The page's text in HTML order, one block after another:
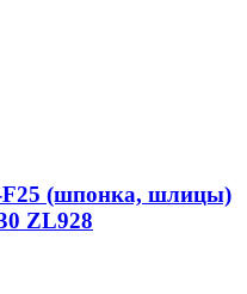
F25 (шпонка, шлицы)
ZL928